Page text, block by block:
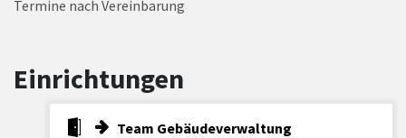
Termine nach Vereinbarung
Einrichtungen
Team Gebäudeverwaltung